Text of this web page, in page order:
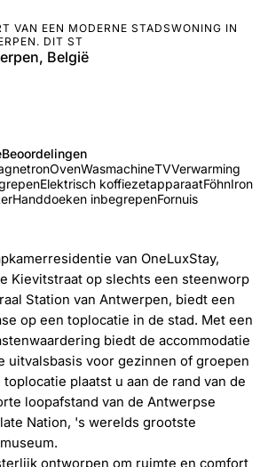
VAN EEN MODERNE STADSWONING IN
DIT ST
België
Beoordelingen
OvenWasmachineTVVerwarming
Elektrisch koffiezetapparaatFöhnIron
Handdoeken inbegrepenFornuis
van OneLuxStay,
Kievitstraat op slechts een steenworp
Station van Antwerpen, biedt een
op een toplocatie in de stad. Met een
biedt de accommodatie
uitvalsbasis voor gezinnen of groepen
plaatst u aan de rand van de
loopafstand van de Antwerpse
Nation, 's werelds grootste
ontworpen om ruimte en comfort